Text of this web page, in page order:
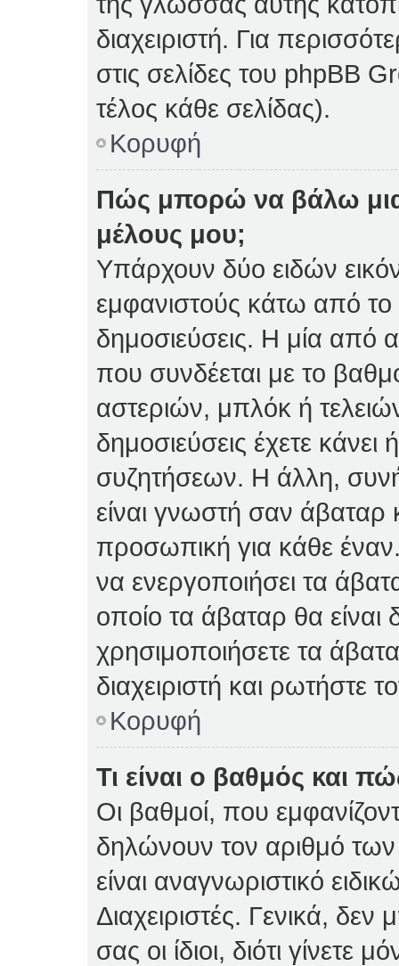
διαχειριστή. Για
στις σελίδες του phpBB
τέλος κάθε σελίδας).
Κορυφή
Πώς μπορώ να βάλω
μέλους μου;
Υπάρχουν δύο ειδών
εμφανιστούς κάτω από
δημοσιεύσεις. Η μία από
που συνδέεται με το
αστεριών, μπλόκ ή
δημοσιεύσεις έχετε
συζητήσεων. Η άλλη,
είναι γνωστή σαν άβαταρ
προσωπική για κάθε έναν.
να ενεργοποιήσει τα
οποίο τα άβαταρ θα είναι
χρησιμοποιήσετε τα
διαχειριστή και ρωτήστε
Κορυφή
Τι είναι ο βαθμός και
Οι βαθμοί, που
δηλώνουν τον αριθμό
είναι αναγνωριστικό
Διαχειριστές. Γενικά,
σας οι ίδιοι, διότι γίνετε